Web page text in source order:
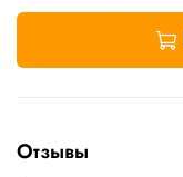
Отзывы